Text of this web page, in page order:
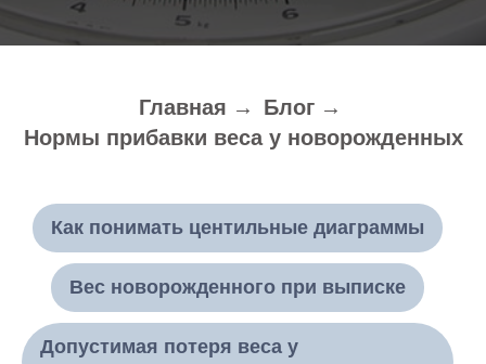
Главная → Блог →
Нормы прибавки веса у новорожденных
Как понимать центильные диаграммы
Вес новорожденного при выписке
Допустимая потеря веса у